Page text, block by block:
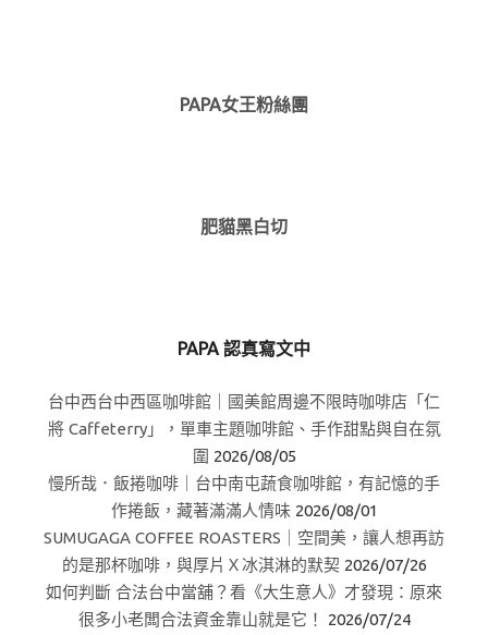
PAPA女王粉絲團
肥貓黑白切
PAPA 認真寫文中
台中西台中西區咖啡館｜國美館周邊不限時咖啡店「仁
將 Caffeterry」，單車主題咖啡館、手作甜點與自在氛
圍 2026/08/05
慢所哉．飯捲咖啡｜台中南屯蔬食咖啡館，有記憶的手
作捲飯，藏著滿滿人情味 2026/08/01
SUMUGAGA COFFEE ROASTERS｜空間美，讓人想再訪
的是那杯咖啡，與厚片Ｘ冰淇淋的默契 2026/07/26
如何判斷 合法台中當舖？看《大生意人》才發現：原來
很多小老闆合法資金靠山就是它！
2026/07/24